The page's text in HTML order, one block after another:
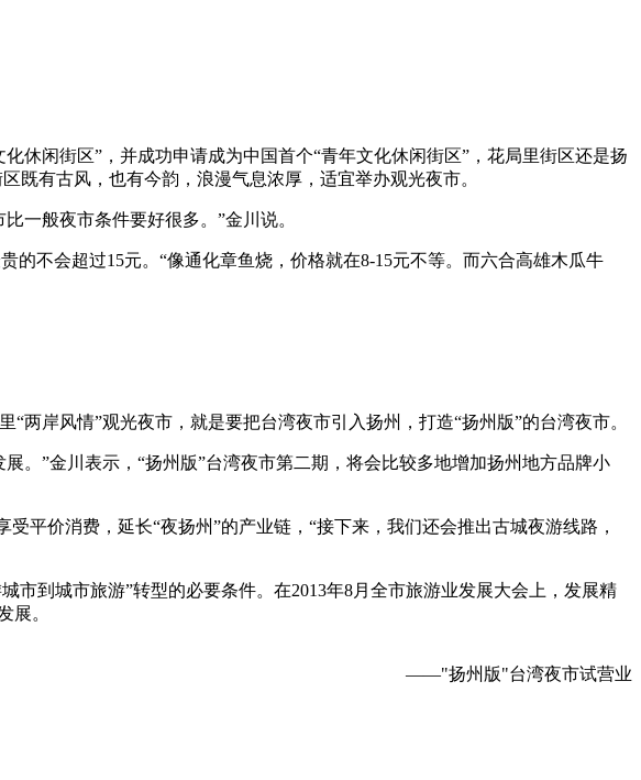
闲街区”，并成功申请成为中国首个“青年文化休闲街区”，花局里街区还是扬
既有古风，也有今韵，浪漫气息浓厚，适宜举办观光夜市。
一般夜市条件要好很多。”金川说。
不会超过15元。“像通化章鱼烧，价格就在8-15元不等。而六合高雄木瓜牛
岸风情”观光夜市，就是要把台湾夜市引入扬州，打造“扬州版”的台湾夜市。
”金川表示，“扬州版”台湾夜市第二期，将会比较多地增加扬州地方品牌小
价消费，延长“夜扬州”的产业链，“接下来，我们还会推出古城夜游线路，
到城市旅游”转型的必要条件。在2013年8月全市旅游业发展大会上，发展精
展。
——"扬州版"台湾夜市试营业